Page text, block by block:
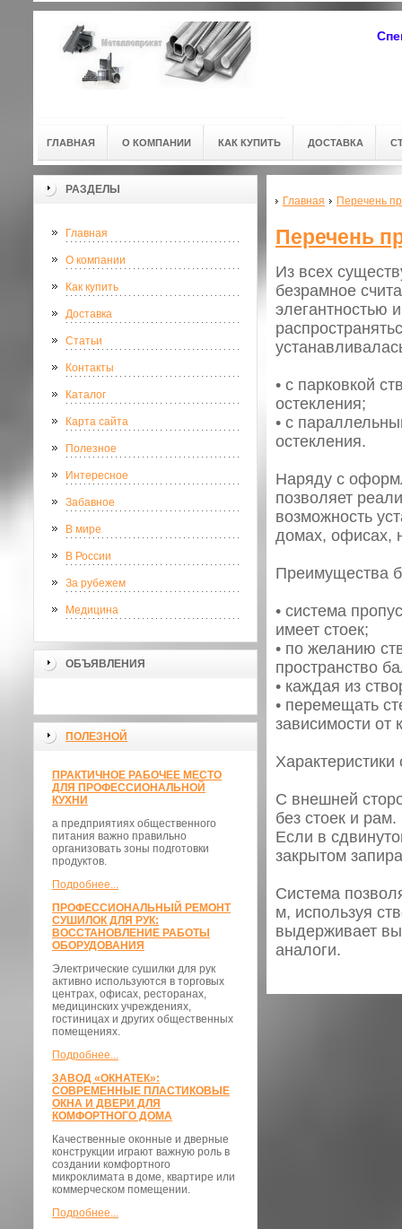
ГЛАВНАЯ О КОМПАНИИ КАК КУПИТЬ ДОСТАВКА
РАЗДЕЛЫ
Главная
О компании
Как купить
Доставка
Статьи
Контакты
Каталог
Карта сайта
Полезное
Интересное
Забавное
В мире
В России
За рубежем
Медицина
ОБЪЯВЛЕНИЯ
ПОЛЕЗНОЙ
ПРАКТИЧНОЕ РАБОЧЕЕ МЕСТО
ДЛЯ ПРОФЕССИОНАЛЬНОЙ
КУХНИ
а предприятиях общественного
питания важно правильно
организовать зоны подготовки
продуктов.
Подробнее...
ПРОФЕССИОНАЛЬНЫЙ РЕМОНТ
СУШИЛОК ДЛЯ РУК:
ВОССТАНОВЛЕНИЕ РАБОТЫ
ОБОРУДОВАНИЯ
Электрические сушилки для рук
активно используются в торговых
центрах, офисах, ресторанах,
медицинских учреждениях,
гостиницах и других общественных
помещениях.
Подробнее...
ЗАВОД «ОКНАТЕК»:
СОВРЕМЕННЫЕ ПЛАСТИКОВЫЕ
ОКНА И ДВЕРИ ДЛЯ
КОМФОРТНОГО ДОМА
Качественные оконные и дверные
конструкции играют важную роль в
создании комфортного
микроклимата в доме, квартире или
коммерческом помещении.
Подробнее...
Главная Перечень
Перечень
Из всех
безрамное
элегантностью
• с парковкой
остекления;
• с
остекления.
Наряду с
позволяет
возможность
домах, офисах,
Преимущества
• система
имеет стоек;
• по желанию
пространство
• каждая из
• перемещать
зависимости от
Характеристики
С внешней
без стоек и
Если в
закрытом
Система
м, используя
выдерживает
аналоги.